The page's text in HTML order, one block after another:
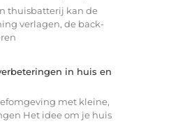
thuisbatterij kan de
verlagen, de back-
in huis en
met kleine,
Het idee om je huis